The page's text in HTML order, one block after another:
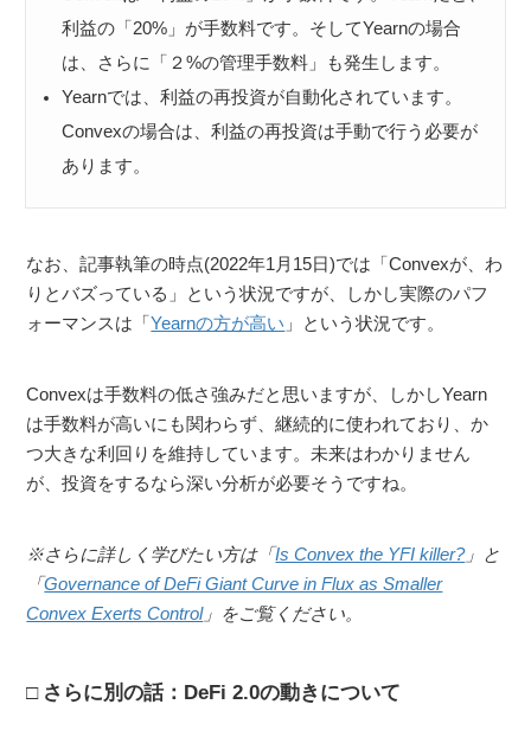
利益の「20%」が手数料です。そしてYearnの場合
は、さらに「２%の管理手数料」も発生します。
Yearnでは、利益の再投資が自動化されています。
Convexの場合は、利益の再投資は手動で行う必要が
あります。
なお、記事執筆の時点(2022年1月15日)では「Convexが、わ
りとバズっている」という状況ですが、しかし実際のパフ
ォーマンスは「Yearnの方が高い 」という状況です。
Convexは手数料の低さ強みだと思いますが、しかしYearn
は手数料が高いにも関わらず、継続的に使われており、か
つ大きな利回りを維持しています。未来はわかりません
が、投資をするなら深い分析が必要そうですね。
※さらに詳しく学びたい方は「Is Convex the YFI killer?」と
「Governance of DeFi Giant Curve in Flux as Smaller
Convex Exerts Control」をご覧ください。
さらに別の話：DeFi 2.0の動きについて